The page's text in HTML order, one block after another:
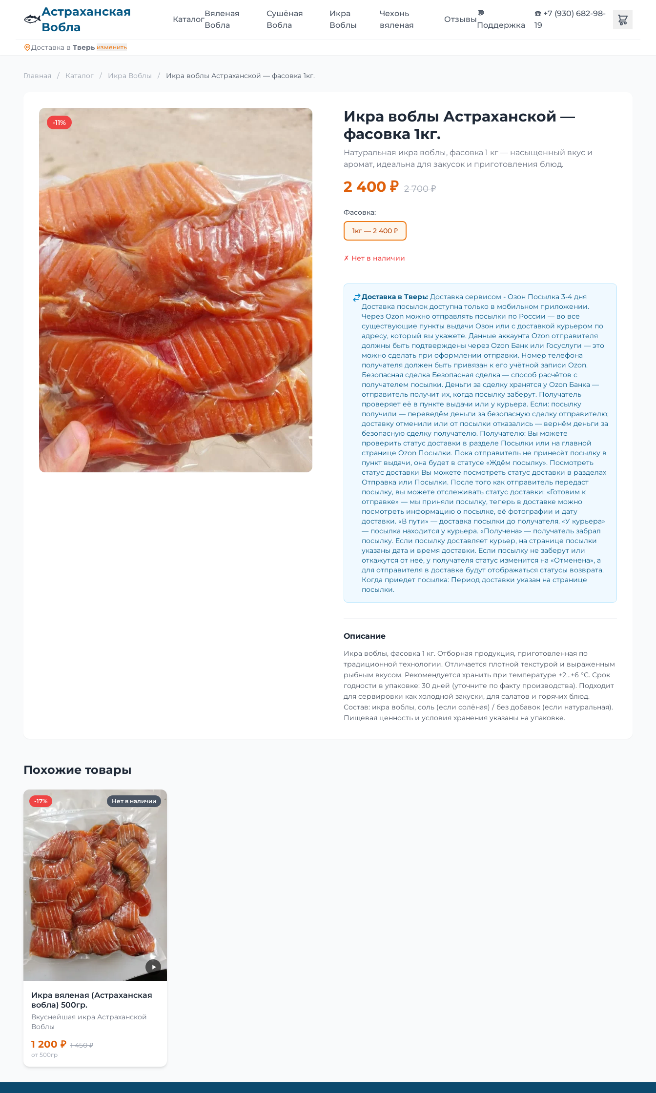
🐟Астраханская
Вобла
Каталог
Вяленая
Вобла
Сушёная
Вобла
Икра
Воблы
Чехонь
вяленая
Отзывы
💬
Поддержка
☎️ +7 (930) 682-98-
19
Доставка в Тверь изменить
Главная / Каталог / Икра Воблы / Икра воблы Астраханской — фасовка 1кг.
-11%
Икра воблы Астраханской —
фасовка 1кг.
Натуральная икра воблы, фасовка 1 кг — насыщенный вкус и
аромат, идеальна для закусок и приготовления блюд.
2 400 ₽ 2 700 ₽
Фасовка:
1кг — 2 400 ₽
✗ Нет в наличии
Доставка в Тверь: Доставка сервисом - Озон Посылка 3-4 дня
Доставка посылок доступна только в мобильном приложении.
Через Ozon можно отправлять посылки по России — во все
существующие пункты выдачи Озон или с доставкой курьером по
адресу, который вы укажете. Данные аккаунта Ozon отправителя
должны быть подтверждены через Ozon Банк или Госуслуги — это
можно сделать при оформлении отправки. Номер телефона
получателя должен быть привязан к его учётной записи Ozon.
Безопасная сделка Безопасная сделка — способ расчётов с
получателем посылки. Деньги за сделку хранятся у Ozon Банка —
отправитель получит их, когда посылку заберут. Получатель
проверяет её в пункте выдачи или у курьера. Если: посылку
получили — переведём деньги за безопасную сделку отправителю;
доставку отменили или от посылки отказались — вернём деньги за
безопасную сделку получателю. Получателю: Вы можете
проверить статус доставки в разделе Посылки или на главной
странице Ozon Посылки. Пока отправитель не принесёт посылку в
пункт выдачи, она будет в статусе «Ждём посылку». Посмотреть
статус доставки Вы можете посмотреть статус доставки в разделах
Отправка или Посылки. После того как отправитель передаст
посылку, вы можете отслеживать статус доставки: «Готовим к
отправке» — мы приняли посылку, теперь в доставке можно
посмотреть информацию о посылке, её фотографии и дату
доставки. «В пути» — доставка посылки до получателя. «У курьера»
— посылка находится у курьера. «Получена» — получатель забрал
посылку. Если посылку доставляет курьер, на странице посылки
указаны дата и время доставки. Если посылку не заберут или
откажутся от неё, у получателя статус изменится на «Отменена», а
для отправителя в доставке будут отображаться статусы возврата.
Когда приедет посылка: Период доставки указан на странице
посылки.
Описание
Икра воблы, фасовка 1 кг. Отборная продукция, приготовленная по
традиционной технологии. Отличается плотной текстурой и выраженным
рыбным вкусом. Рекомендуется хранить при температуре +2…+6 °C. Срок
годности в упаковке: 30 дней (уточните по факту производства). Подходит
для сервировки как холодной закуски, для салатов и горячих блюд.
Состав: икра воблы, соль (если солёная) / без добавок (если натуральная).
Пищевая ценность и условия хранения указаны на упаковке.
Похожие товары
-17% Нет в наличии
Икра вяленая (Астраханская
вобла) 500гр.
Вкуснейшая икра Астраханской
Воблы
1 200 ₽ 1 450 ₽
от 500гр